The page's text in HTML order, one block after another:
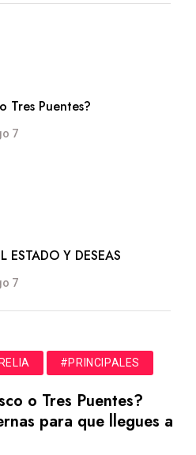
Tres Puentes?
7
ESTADO Y DESEAS
7
#PRINCIPALES
o Tres Puentes?
para que llegues a